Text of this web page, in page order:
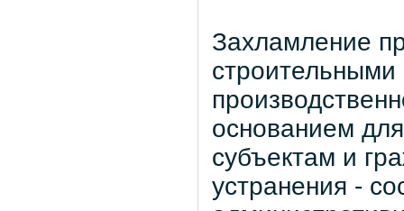
Захламление
основанием
субъектам и
устранения -